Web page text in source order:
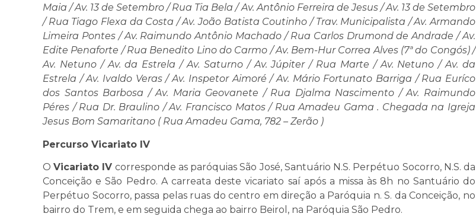
Maia / Av. 13 de Setembro / Rua Tia Bela / Av. Antônio Ferreira de Jesus / Av. 13 de Setembro
/ Rua Tiago Flexa da Costa / Av. João Batista Coutinho / Trav. Municipalista / Av. Armando
Limeira Pontes / Av. Raimundo Antônio Machado / Rua Carlos Drumond de Andrade / Av.
Edite Penaforte / Rua Benedito Lino do Carmo / Av. Bem-Hur Correa Alves (7ª do Congós) /
Av. Netuno / Av. da Estrela / Av. Saturno / Av. Júpiter / Rua Marte / Av. Netuno / Av. da
Estrela / Av. Ivaldo Veras / Av. Inspetor Aimoré / Av. Mário Fortunato Barriga / Rua Euríco
dos Santos Barbosa / Av. Maria Geovanete / Rua Djalma Nascimento / Av. Raimundo
Péres / Rua Dr. Braulino / Av. Francisco Matos / Rua Amadeu Gama . Chegada na Igreja
Jesus Bom Samaritano ( Rua Amadeu Gama, 782 – Zerão )
Percurso Vicariato IV
OVicariato IV corresponde as paróquias São José, Santuário N.S. Perpétuo Socorro, N.S. da
Conceição e São Pedro. A carreata deste vicariato saí após a missa às 8h no Santuário do
Perpétuo Socorro, passa pelas ruas do centro em direção a Paróquia n. S. da Conceição, no
bairro do Trem, e em seguida chega ao bairro Beirol, na Paróquia São Pedro.